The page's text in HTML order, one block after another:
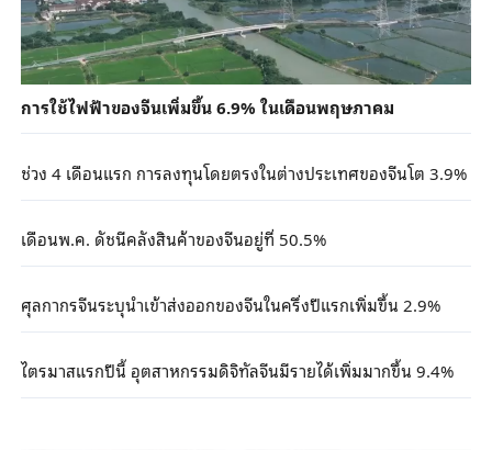
การใช้ไฟฟ้าของจีนเพิ่มขึ้น 6.9% ในเดือนพฤษภาคม
ช่วง 4 เดือนแรก การลงทุนโดยตรงในต่างประเทศของจีนโต 3.9%
เดือนพ.ค. ดัชนีคลังสินค้าของจีนอยู่ที่ 50.5%
ศุลกากรจีนระบุนำเข้าส่งออกของจีนในครึ่งปีแรกเพิ่มขึ้น 2.9%
ไตรมาสแรกปีนี้ อุตสาหกรรมดิจิทัลจีนมีรายได้เพิ่มมากขึ้น 9.4%